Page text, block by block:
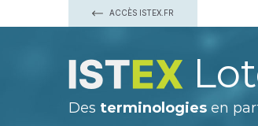
ACCÈS ISTEX.FR
Des terminologies en